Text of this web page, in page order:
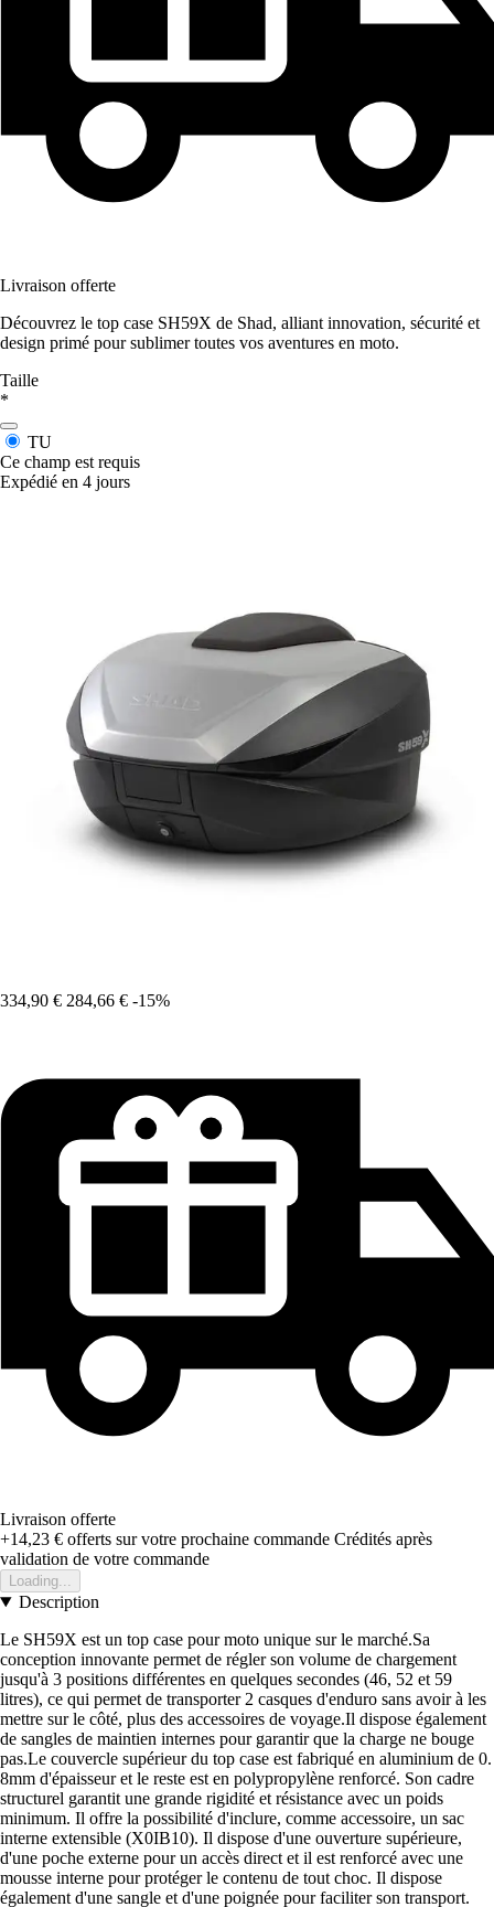
Livraison offerte
Découvrez le top case SH59X de Shad, alliant innovation, sécurité et
design primé pour sublimer toutes vos aventures en moto.
Taille
*
TU
Ce champ est requis
Expédié en 4 jours
334,90 € 284,66 € -15%
Livraison offerte
+14,23 € offerts sur votre prochaine commande Crédités après
validation de votre commande
Loading...
Description
Le SH59X est un top case pour moto unique sur le marché.Sa
conception innovante permet de régler son volume de chargement
jusqu'à 3 positions différentes en quelques secondes (46, 52 et 59
litres), ce qui permet de transporter 2 casques d'enduro sans avoir à les
mettre sur le côté, plus des accessoires de voyage.Il dispose également
de sangles de maintien internes pour garantir que la charge ne bouge
pas.Le couvercle supérieur du top case est fabriqué en aluminium de 0.
8mm d'épaisseur et le reste est en polypropylène renforcé. Son cadre
structurel garantit une grande rigidité et résistance avec un poids
minimum. Il offre la possibilité d'inclure, comme accessoire, un sac
interne extensible (X0IB10). Il dispose d'une ouverture supérieure,
d'une poche externe pour un accès direct et il est renforcé avec une
mousse interne pour protéger le contenu de tout choc. Il dispose
également d'une sangle et d'une poignée pour faciliter son transport.